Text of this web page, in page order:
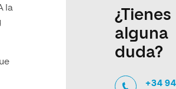
la
¿Tienes
alguna
duda?
+34